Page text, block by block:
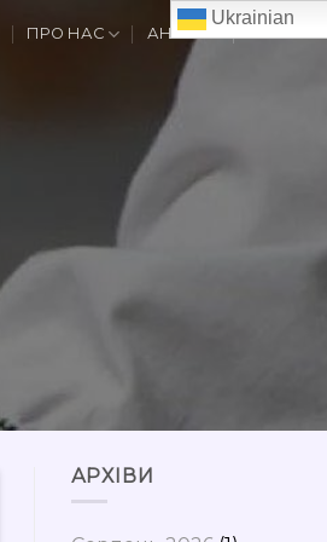
ПРО НАС АНОНСИ ВАКАНСІЇ
АРХІВИ
Ukrainian